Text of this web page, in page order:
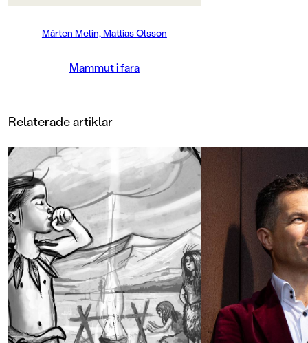
som fastnat i kvicksand tvingas de
kan en högpanna och en lågpanna
händer om deras familjer får reda
på det? Mammut i fara är första
mot alla odds. Ett spännande och
vänskap, mod och att våga se
bortom sina fördomar. Boken är
genomillustrerad med fina
svartvita bilder av Mattias Olsson.
Mårten Melin, Mattias Olsson
Mammut i fara
Relaterade artiklar